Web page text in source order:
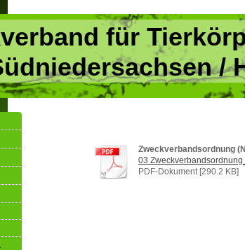
für
/
Zweckverbandsordnung
03
PDF-Dokument [290.2 KB]